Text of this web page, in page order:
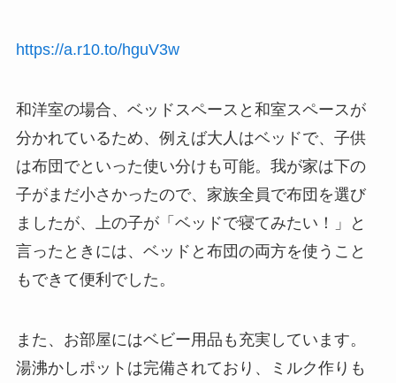
https://a.r10.to/hguV3w
和洋室の場合、ベッドスペースと和室スペースが
分かれているため、例えば大人はベッドで、子供
は布団でといった使い分けも可能。我が家は下の
子がまだ小さかったので、家族全員で布団を選び
ましたが、上の子が「ベッドで寝てみたい！」と
言ったときには、ベッドと布団の両方を使うこと
もできて便利でした。
また、お部屋にはベビー用品も充実しています。
湯沸かしポットは完備されており、ミルク作りも